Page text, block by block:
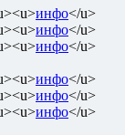
инфо</u>
инфо</u>
инфо</u>
инфо</u>
инфо</u>
инфо</u>